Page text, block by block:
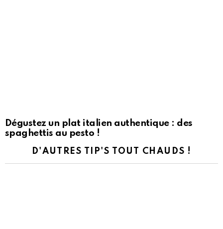
Dégustez un plat italien authentique : des
spaghettis au pesto !
D'AUTRES TIP'S TOUT CHAUDS !